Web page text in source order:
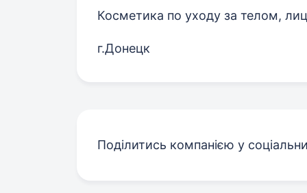
Косметика по уходу за телом,
г.Донецк
Поділитись компанією у